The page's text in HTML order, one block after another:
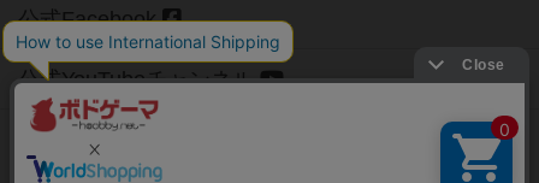
公式Facebook
公式YouTubeチャンネル